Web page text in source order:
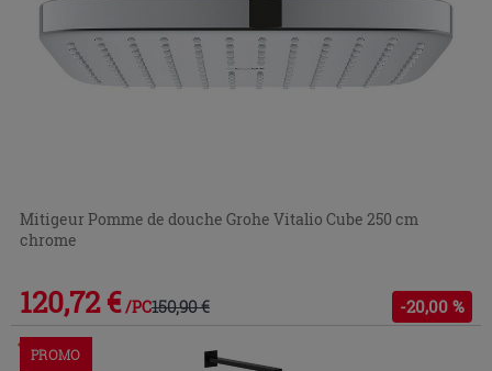
Mitigeur Pomme de douche Grohe Vitalio Cube 250 cm
chrome
120,72 € /PC150,90 € -20,00 %
Commandable en magasin ou via le service client
PROMO